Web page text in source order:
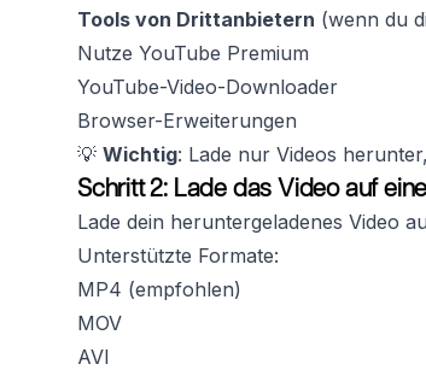
Tools von Drittanbietern (wenn du
Nutze YouTube Premium
YouTube-Video-Downloader
Browser-Erweiterungen
💡 Wichtig: Lade nur Videos
Schritt 2: Lade das Video auf
Lade dein heruntergeladenes Video
Unterstützte Formate:
MP4 (empfohlen)
MOV
AVI